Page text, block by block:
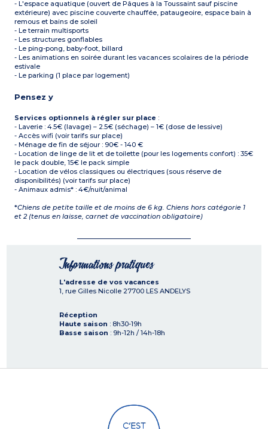
- L'espace aquatique (ouvert de Pâques à la Toussaint sauf piscine
extérieure) avec piscine couverte chauffée, pataugeoire, espace bain à
remous et bains de soleil
- Le terrain multisports
- Les structures gonflables
- Le ping-pong, baby-foot, billard
- Les animations en soirée durant les vacances scolaires de la période
estivale
- Le parking (1 place par logement)
Pensez y
Services optionnels à régler sur place :
- Laverie : 4.5€ (lavage) – 2.5€ (séchage) – 1€ (dose de lessive)
- Accès wifi (voir tarifs sur place)
- Ménage de fin de séjour : 90€ - 140 €
- Location de linge de lit et de toilette (pour les logements confort) : 35€
le pack double, 15€ le pack simple
- Location de vélos classiques ou électriques (sous réserve de
disponibilités) (voir tarifs sur place)
- Animaux admis* : 4€/nuit/animal
*Chiens de petite taille et de moins de 6 kg. Chiens hors catégorie 1
et 2 (tenus en laisse, carnet de vaccination obligatoire)
Informations pratiques
L'adresse de vos vacances
1, rue Gilles Nicolle 27700 LES ANDELYS
Réception
Haute saison : 8h30-19h
Basse saison : 9h-12h / 14h-18h